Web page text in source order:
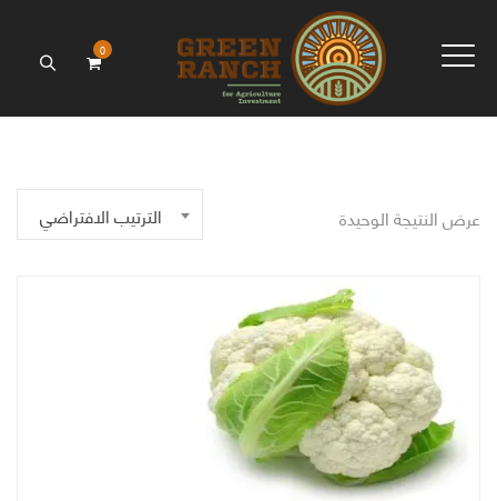
0
عرض النتيجة الوحيدة الترتيب الافتراضي